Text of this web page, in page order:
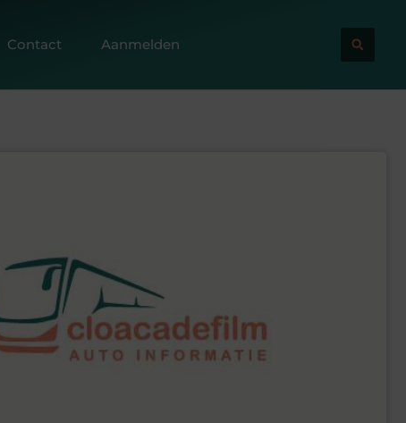
Contact Aanmelden